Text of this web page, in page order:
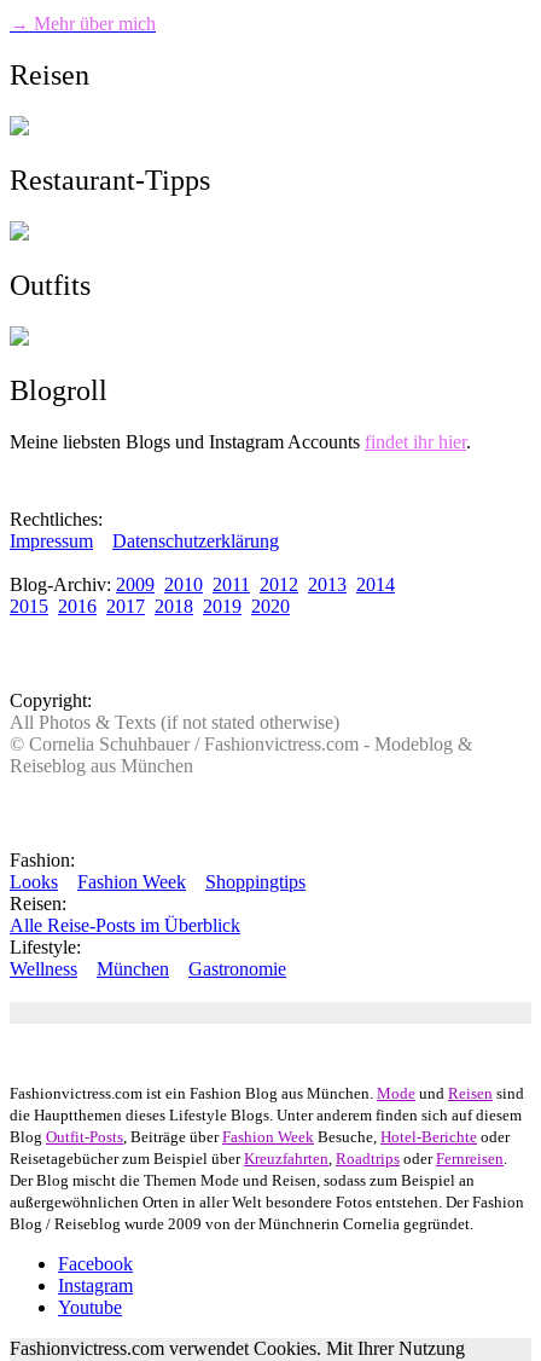
→ Mehr über mich
Reisen
Restaurant-Tipps
Outfits
Blogroll
Meine liebsten Blogs und Instagram Accounts findet ihr hier.
Rechtliches:
Impressum
Datenschutzerklärung
Blog-Archiv: 2009 2010 2011 2012 2013 2014
2015 2016 2017 2018 2019 2020
Copyright:
All Photos & Texts (if not stated otherwise)
© Cornelia Schuhbauer / Fashionvictress.com - Modeblog &
Reiseblog aus München
Fashion:
Looks
Fashion Week
Shoppingtips
Reisen:
Alle Reise-Posts im Überblick
Lifestyle:
Wellness
München Gastronomie
Fashionvictress.com ist ein Fashion Blog aus München. Mode und Reisen sind
die Hauptthemen dieses Lifestyle Blogs. Unter anderem finden sich auf diesem
Blog Outfit-Posts , Beiträge überFashion Week Besuche, Hotel-Berichte oder
Reisetagebücher zum Beispiel überKreuzfahrten Roadtrips oderFernreisen
Der Blog mischt die Themen Mode und Reisen, sodass zum Beispiel an
außergewöhnlichen Orten in aller Welt besondere Fotos entstehen. Der Fashion
Blog / Reiseblog wurde 2009 von der Münchnerin Cornelia gegründet.
Facebook
Instagram
Youtube
Fashionvictress.com verwendet Cookies. Mit Ihrer Nutzung